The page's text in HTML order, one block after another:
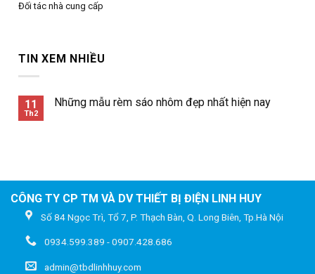
Đối tác nhà cung cấp
TIN XEM NHIỀU
11
Th2
Những mẫu rèm sáo nhôm đẹp nhất hiện nay
CÔNG TY CP TM VÀ DV THIẾT BỊ ĐIỆN LINH HUY
Số 84 Ngọc Trì, Tổ 7, P. Thạch Bàn, Q. Long Biên, Tp.Hà Nội
0934.599.389 - 0907.428.686
admin@tbdlinhhuy.com